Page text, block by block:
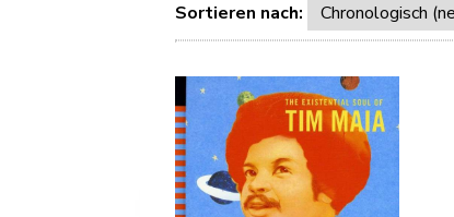
Sortieren nach: